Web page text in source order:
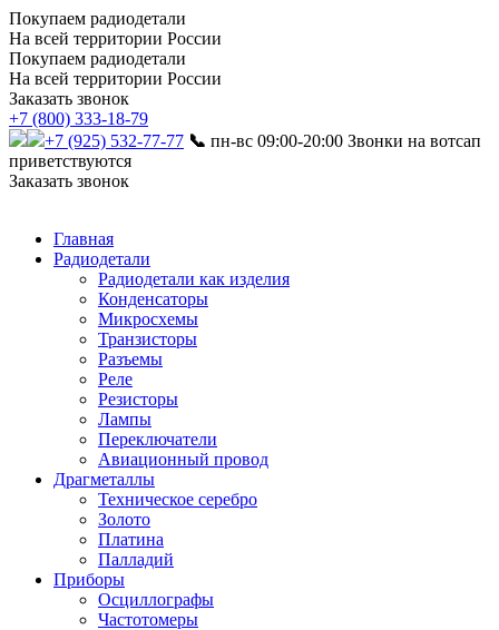
Покупаем радиодетали
На всей территории России
Покупаем радиодетали
На всей территории России
Заказать звонок
+7 (800) 333-18-79
+7 (925) 532-77-77 📞 пн-вс 09:00-20:00 Звонки на вотсап
приветствуются
Заказать звонок
Главная
Радиодетали
Радиодетали как изделия
Конденсаторы
Микросхемы
Транзисторы
Разъемы
Реле
Резисторы
Лампы
Переключатели
Авиационный провод
Драгметаллы
Техническое серебро
Золото
Платина
Палладий
Приборы
Осциллографы
Частотомеры